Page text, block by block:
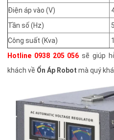
Điện áp vào (V)
Tần số (Hz)
Công suất (Kva)
1
Hotline 0938 205 056 sẽ giúp
khách về Ổn Áp Robot mà quý